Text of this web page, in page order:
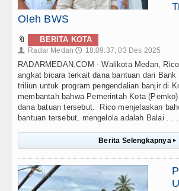
Oleh BWS
🔖 BERITA KOTA
👤 Radar Medan 🕔 18:09:37, 03 Des 2025
RADARMEDAN.COM - Walikota Medan,
angkat bicara terkait dana bantuan dari
triliun untuk program pengendalian banjir di
membantah bahwa Pemerintah Kota
dana batuan tersebut. Rico menjelaskan
bantuan tersebut, mengelola adalah Balai . . .
Berita Selengkapnya ▸